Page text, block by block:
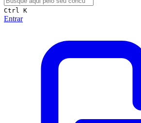
Ctrl K
Entrar